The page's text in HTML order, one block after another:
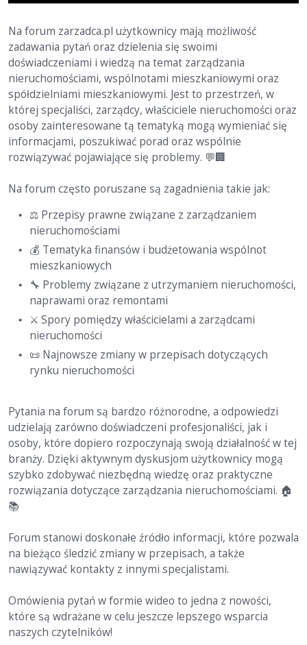
Na forum zarzadca.pl użytkownicy mają możliwość
zadawania pytań oraz dzielenia się swoimi
doświadczeniami i wiedzą na temat zarządzania
nieruchomościami, wspólnotami mieszkaniowymi oraz
spółdzielniami mieszkaniowymi. Jest to przestrzeń, w
której specjaliści, zarządcy, właściciele nieruchomości oraz
osoby zainteresowane tą tematyką mogą wymieniać się
informacjami, poszukiwać porad oraz wspólnie
rozwiązywać pojawiające się problemy. 💬🏢
Na forum często poruszane są zagadnienia takie jak:
⚖Przepisy prawne związane z zarządzaniem
nieruchomościami
💰 Tematyka finansów i budżetowania wspólnot
mieszkaniowych
🔧 Problemy związane z utrzymaniem nieruchomości,
naprawami oraz remontami
⚔ Spory pomiędzy właścicielami a zarządcami
nieruchomości
📜Najnowsze zmiany w przepisach dotyczących
rynku nieruchomości
Pytania na forum są bardzo różnorodne, a odpowiedzi
udzielają zarówno doświadczeni profesjonaliści, jak i
osoby, które dopiero rozpoczynają swoją działalność w tej
branży. Dzięki aktywnym dyskusjom użytkownicy mogą
szybko zdobywać niezbędną wiedzę oraz praktyczne
rozwiązania dotyczące zarządzania nieruchomościami. 🏠
📚
Forum stanowi doskonałe źródło informacji, które pozwala
na bieżąco śledzić zmiany w przepisach, a także
nawiązywać kontakty z innymi specjalistami.
Omówienia pytań w formie wideo to jedna z nowości,
które są wdrażane w celu jeszcze lepszego wsparcia
naszych czytelników!